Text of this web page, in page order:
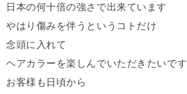
日本の何十倍の強さで出来ています
やはり傷みを伴うというコトだけ
念頭に入れて
ヘアカラーを楽しんでいただきたいです
お客様も日頃から